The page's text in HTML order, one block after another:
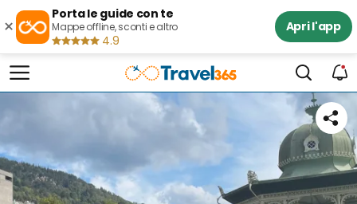
×
Porta le guide con te
Mappe offline, sconti e altro
4.9
Apri l'app